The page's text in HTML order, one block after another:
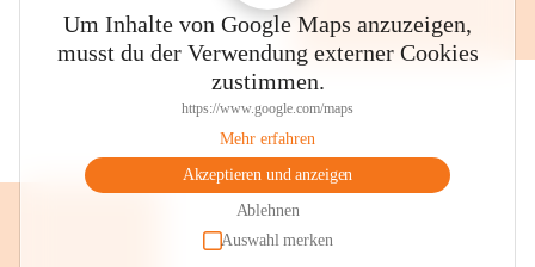
Um Inhalte von Google Maps anzuzeigen,
musst du der Verwendung externer Cookies
zustimmen.
https://www.google.com/maps
Mehr erfahren
Akzeptieren und anzeigen
Ablehnen
Auswahl merken